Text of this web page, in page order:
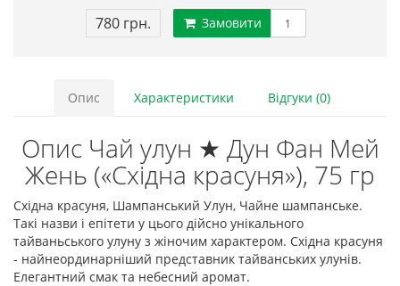
780 грн. Замовити
Опис Характеристики Відгуки (0)
Опис Чай улун ★ Дун Фан Мей
Жень («Східна красуня»), 75 гр
Східна красуня, Шампанський Улун, Чайне шампанське.
Такі назви і епітети у цього дійсно унікального
тайваньського улуну з жіночим характером. Східна красуня
- найнеординарніший представник тайванських улунів.
Елегантний смак та небесний аромат.